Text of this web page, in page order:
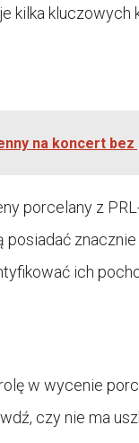
kilka kluczowych
na koncert
porcelany z
posiadać
ich
w wycenie
czy nie ma